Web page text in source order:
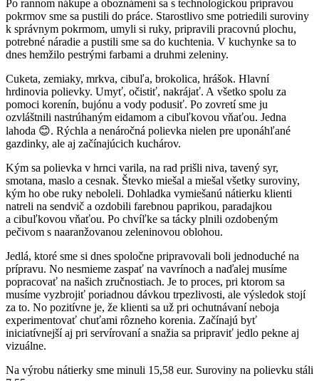
Po rannom nákupe a oboznámení sa s technologickou prípravou
pokrmov sme sa pustili do práce. Starostlivo sme potriedili suroviny
k správnym pokrmom, umyli si ruky, pripravili pracovnú plochu,
potrebné náradie a pustili sme sa do kuchtenia. V kuchynke sa to
dnes hemžilo pestrými farbami a druhmi zeleniny.
Cuketa, zemiaky, mrkva, cibuľa, brokolica, hrášok. Hlavní
hrdinovia polievky. Umyť, očistiť, nakrájať. A všetko spolu za
pomoci korenín, bujónu a vody podusiť. Po zovretí sme ju
ozvláštnili nastrúhaným eidamom a cibuľkovou vňaťou. Jedna
lahoda 😊. Rýchla a nenáročná polievka nielen pre uponáhľané
gazdinky, ale aj začínajúcich kuchárov.
Kým sa polievka v hrnci varila, na rad prišli niva, tavený syr,
smotana, maslo a cesnak. Števko miešal a miešal všetky suroviny,
kým ho obe ruky neboleli. Dohladka vymiešanú nátierku klienti
natreli na sendvič a ozdobili farebnou paprikou, paradajkou
a cibuľkovou vňaťou. Po chvíľke sa tácky plnili ozdobeným
pečivom s naaranžovanou zeleninovou oblohou.
Jedlá, ktoré sme si dnes spoločne pripravovali boli jednoduché na
prípravu. No nesmieme zaspať na vavrínoch a naďalej musíme
popracovať na našich zručnostiach. Je to proces, pri ktorom sa
musíme vyzbrojiť poriadnou dávkou trpezlivosti, ale výsledok stojí
za to. No pozitívne je, že klienti sa už pri ochutnávaní neboja
experimentovať chuťami rôzneho korenia. Začínajú byť
iniciatívnejší aj pri servírovaní a snažia sa pripraviť jedlo pekne aj
vizuálne.
Na výrobu nátierky sme minuli 15,58 eur. Suroviny na polievku stáli